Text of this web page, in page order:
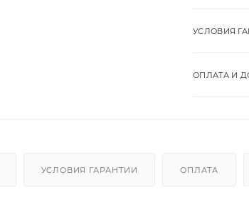
УСЛОВИЯ
ОПЛАТА И
УСЛОВИЯ ГАРАНТИИ ОПЛАТА